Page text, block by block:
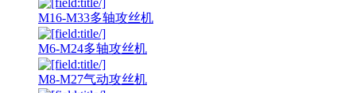
M16-M33多轴攻丝机
M6-M24多轴攻丝机
M8-M27气动攻丝机